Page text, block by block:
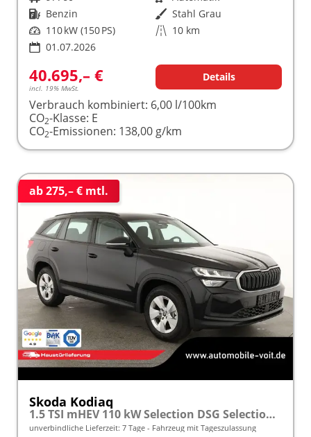
Kraftstoff Benzin Außenfarbe Stahl Grau
Leistung 110 kW (150 PS) Kilometerstand 10 km
01.07.2026
40.695,– €
incl. 19% MwSt.
Details
Verbrauch kombiniert: 6,00 l/100km
CO2-Klasse: E
CO2-Emissionen: 138,00 g/km
ab 275,– € mtl.
Skoda Kodiaq
1.5 TSI mHEV 110 kW Selection DSG Selection, AHK, Navi, Side, Kamera, Winter, 4 J.- Garantie
unverbindliche Lieferzeit: 7 Tage Fahrzeug mit Tageszulassung